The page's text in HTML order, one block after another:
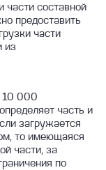
и
части составной
предоставить
части
из
10 000
часть и
загружается
то имеющаяся
части, за
по